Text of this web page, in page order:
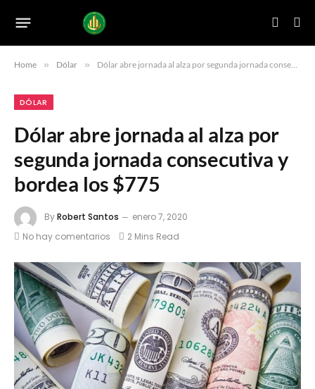
Home » Dólar » Dólar abre jornada al alza por segunda jornada consecutiva y bordea los $775
DÓLAR
Dólar abre jornada al alza por
segunda jornada consecutiva y
bordea los $775
ByRobert Santos
enero 7, 2020
No hay comentarios
2 Mins Read